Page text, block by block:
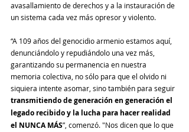
avasallamiento de derechos y a la instauración de
un sistema cada vez más opresor y violento.
“A 109 años del genocidio armenio estamos aquí,
denunciándolo y repudiándolo una vez más,
garantizando su permanencia en nuestra
memoria colectiva, no sólo para que el olvido ni
siquiera intente asomar, sino también para seguir
transmitiendo de generación en generación el
legado recibido y la lucha para hacer realidad
el NUNCA MÁS”, comenzó. "Nos dicen que lo que